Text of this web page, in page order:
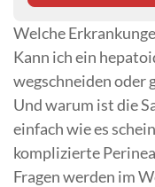
Welche
Kann ich ein
wegschneiden oder
Und warum ist die
einfach wie es
komplizierte
Fragen werden im